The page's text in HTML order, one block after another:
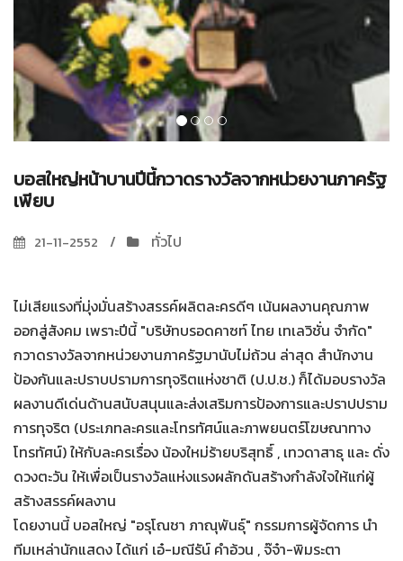
บอสใหญ่หน้าบานปีนี้กวาดรางวัลจากหน่วยงานภาครัฐ
เพียบ
21-11-2552 ทั่วไป
ไม่เสียแรงที่มุ่งมั่นสร้างสรรค์ผลิตละครดีๆ เน้นผลงานคุณภาพ
ออกสู่สังคม เพราะปีนี้ "บริษัทบรอดคาซท์ ไทย เทเลวิชั่น จำกัด"
กวาดรางวัลจากหน่วยงานภาครัฐมานับไม่ถ้วน ล่าสุด สำนักงาน
ป้องกันและปราบปรามการทุจริตแห่งชาติ (ป.ป.ช.) ก็ได้มอบรางวัล
ผลงานดีเด่นด้านสนับสนุนและส่งเสริมการป้องการและปราปปราม
การทุจริต (ประเภทละครและโทรทัศน์และภาพยนตร์โฆษณาทาง
โทรทัศน์) ให้กับละครเรื่อง น้องใหม่ร้ายบริสุทธิ์ , เทวดาสาธุ และ ดั่ง
ดวงตะวัน ให้เพื่อเป็นรางวัลแห่งแรงผลักดันสร้างกำลังใจให้แก่ผู้
สร้างสรรค์ผลงาน
โดยงานนี้ บอสใหญ่ "อรุโณชา ภาณุพันธุ์" กรรมการผู้จัดการ นำ
ทีมเหล่านักแสดง ได้แก่ เอ๋-มณีรัน์ คำอ้วน , จ๊จ๋า-พิมระตา